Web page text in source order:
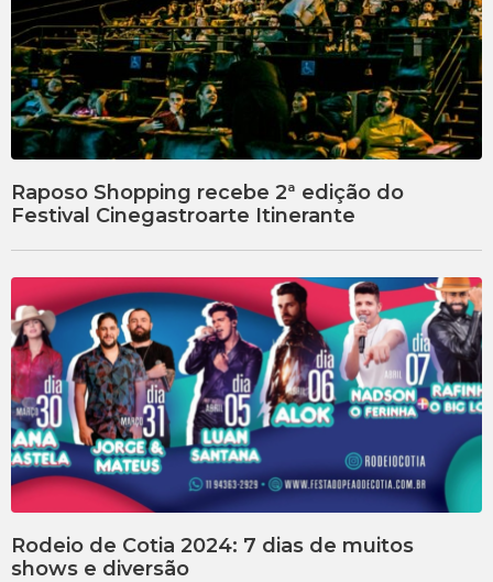
Raposo Shopping recebe 2ª edição do
Festival Cinegastroarte Itinerante
Rodeio de Cotia 2024: 7 dias de muitos
shows e diversão